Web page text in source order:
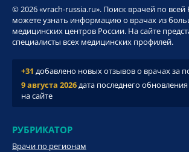
© 2026 «vrach-russia.ru». Поиск врачей по всей
можете узнать информацию о врачах из
медицинских центров России. На сайте
специалисты всех медицинских профилей.
+31 добавлено новых отзывов о врачах за
9 августа 2026дата последнего
на сайте
РУБРИКАТОР
Врачи по регионам